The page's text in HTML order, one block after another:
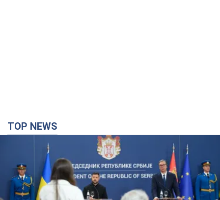
TOP NEWS